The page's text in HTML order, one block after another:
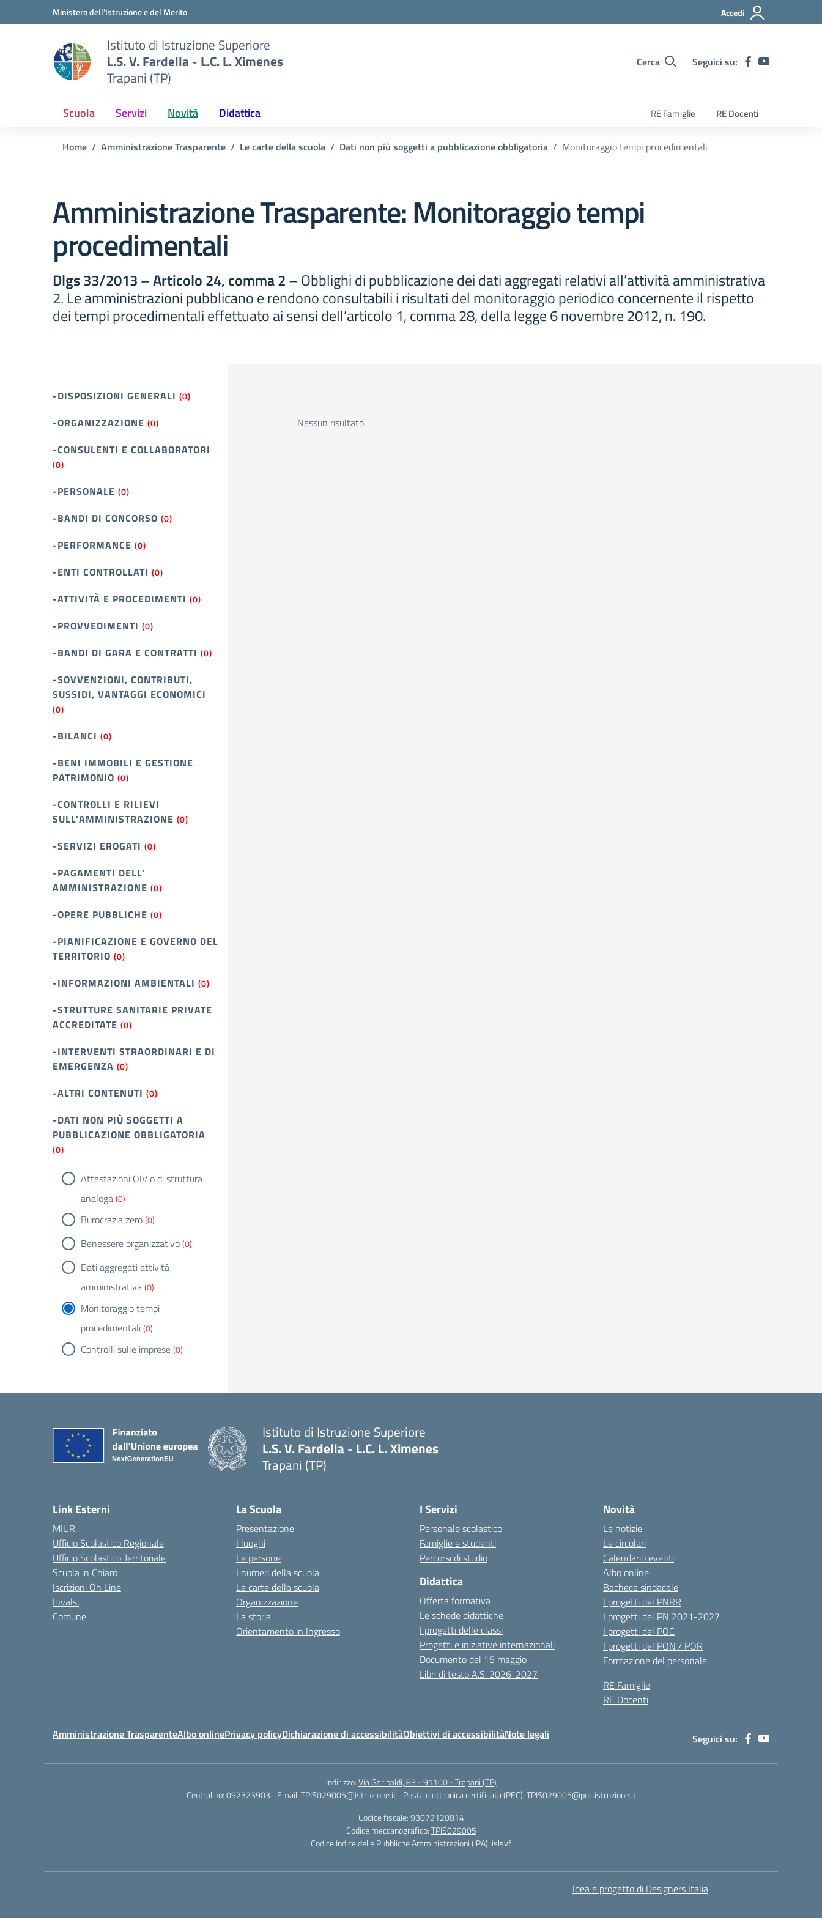
Vai ai contenuti
Vai al menu di navigazioneMinistero dell'Istruzione e del Merito Accedi
Istituto di Istruzione Superiore
L.S. V. Fardella - L.C. L. Ximenes
Trapani (TP)
Cerca Seguici su:
Scuola Servizi Novità Didattica RE Famiglie RE Docenti
Home Amministrazione Trasparente Le carte della scuola Dati non più soggetti a pubblicazione obbligatoria Monitoraggio tempi procedimentali
Amministrazione Trasparente:Monitoraggio tempi
procedimentali
Dlgs 33/2013 – Articolo 24, comma 2– Obblighi di pubblicazione dei dati aggregati relativi all’attività amministrativa
2. Le amministrazioni pubblicano e rendono consultabili i risultati del monitoraggio periodico concernente il rispetto
dei tempi procedimentali effettuato ai sensi dell’articolo 1, comma 28, della legge 6 novembre 2012, n. 190.
-DISPOSIZIONI GENERALI (0)
-ORGANIZZAZIONE (0)
-CONSULENTI E COLLABORATORI
(0)
-PERSONALE (0)
-BANDI DI CONCORSO (0)
-PERFORMANCE (0)
-ENTI CONTROLLATI (0)
-ATTIVITÀ E PROCEDIMENTI (0)
-PROVVEDIMENTI (0)
-BANDI DI GARA E CONTRATTI (0)
-SOVVENZIONI, CONTRIBUTI,
SUSSIDI, VANTAGGI ECONOMICI
(0)
-BILANCI (0)
-BENI IMMOBILI E GESTIONE
PATRIMONIO (0)
-CONTROLLI E RILIEVI
SULL'AMMINISTRAZIONE (0)
-SERVIZI EROGATI (0)
-PAGAMENTI DELL'
AMMINISTRAZIONE (0)
-OPERE PUBBLICHE (0)
-PIANIFICAZIONE E GOVERNO DEL
TERRITORIO (0)
-INFORMAZIONI AMBIENTALI (0)
-STRUTTURE SANITARIE PRIVATE
ACCREDITATE (0)
-INTERVENTI STRAORDINARI E DI
EMERGENZA (0)
-ALTRI CONTENUTI (0)
-DATI NON PIÙ SOGGETTI A
PUBBLICAZIONE OBBLIGATORIA
(0)
Attestazioni OIV o di struttura
analoga(0)
Burocrazia zero(0)
Benessere organizzativo(0)
Dati aggregati attività
amministrativa(0)
Monitoraggio tempi
procedimentali(0)
Controlli sulle imprese(0)
Nessun risultato
Istituto di Istruzione Superiore
L.S. V. Fardella - L.C. L. Ximenes
Trapani (TP)
Link Esterni
MIUR
Ufficio Scolastico Regionale
Ufficio Scolastico Territoriale
Scuola in Chiaro
Iscrizioni On Line
Invalsi
Comune
La Scuola
Presentazione
I luoghi
Le persone
I numeri della scuola
Le carte della scuola
Organizzazione
La storia
Orientamento in Ingresso
I Servizi
Personale scolastico
Famiglie e studenti
Percorsi di studio
Didattica
Offerta formativa
Le schede didattiche
I progetti delle classi
Progetti e iniziative internazionali
Documento del 15 maggio
Libri di testo A.S. 2026-2027
Novità
Le notizie
Le circolari
Calendario eventi
Albo online
Bacheca sindacale
I progetti del PNRR
I progetti del PN 2021-2027
I progetti del POC
I progetti del PON / POR
Formazione del personale
RE Famiglie
RE Docenti
Amministrazione TrasparenteAlbo onlinePrivacy policyDichiarazione di accessibilitàObiettivi di accessibilitàNote legali Seguici su:
Indirizzo:Via Garibaldi, 83 - 91100 - Trapani (TP)
Centralino:092323903 Email:TPIS029005@istruzione.it Posta elettronica certificata (PEC):TPIS029005@pec.istruzione.it
Codice fiscale: 93072120814
Codice meccanografico:TPIS029005
Codice Indice delle Pubbliche Amministrazioni (IPA): islsvf
Idea e progetto di Designers Italia